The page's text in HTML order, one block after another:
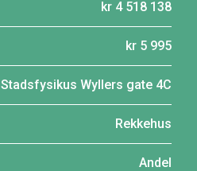
kr 4 518 138
kr 5 995
Stadsfysikus Wyllers gate 4C
Rekkehus
Andel